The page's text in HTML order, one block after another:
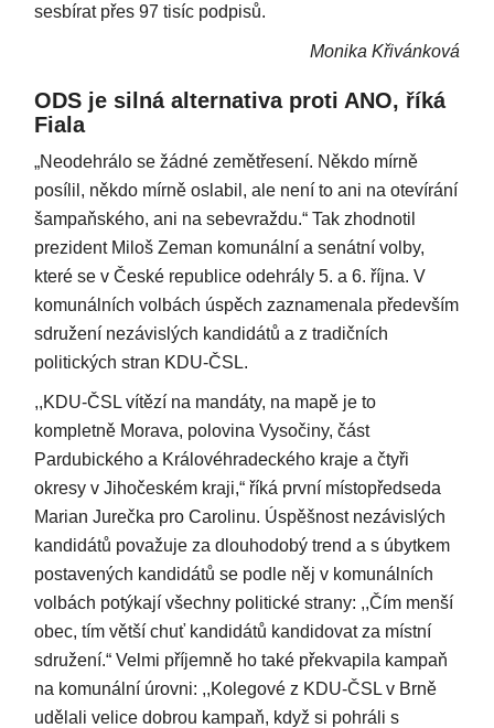
sesbírat přes 97 tisíc podpisů.
Monika Křivánková
ODS je silná alternativa proti ANO, říká
Fiala
„Neodehrálo se žádné zemětřesení. Někdo mírně
posílil, někdo mírně oslabil, ale není to ani na otevírání
šampaňského, ani na sebevraždu.“ Tak zhodnotil
prezident Miloš Zeman komunální a senátní volby,
které se v České republice odehrály 5. a 6. října. V
komunálních volbách úspěch zaznamenala především
sdružení nezávislých kandidátů a z tradičních
politických stran KDU-ČSL.
,,KDU-ČSL vítězí na mandáty, na mapě je to
kompletně Morava, polovina Vysočiny, část
Pardubického a Královéhradeckého kraje a čtyři
okresy v Jihočeském kraji,“ říká první místopředseda
Marian Jurečka pro Carolinu. Úspěšnost nezávislých
kandidátů považuje za dlouhodobý trend a s úbytkem
postavených kandidátů se podle něj v komunálních
volbách potýkají všechny politické strany: ,,Čím menší
obec, tím větší chuť kandidátů kandidovat za místní
sdružení.“ Velmi příjemně ho také překvapila kampaň
na komunální úrovni: ,,Kolegové z KDU-ČSL v Brně
udělali velice dobrou kampaň, když si pohráli s